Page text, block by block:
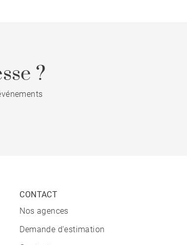
?
CONTACT
Nos agences
Demande d'estimation